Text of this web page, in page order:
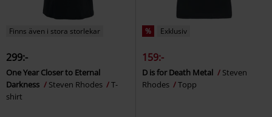
Finns även i stora storlekar
299:-
One Year Closer to Eternal
Darkness
Steven Rhodes
T-
shirt
% Exklusiv
159:-
D is for Death Metal
Steven
Rhodes
Topp